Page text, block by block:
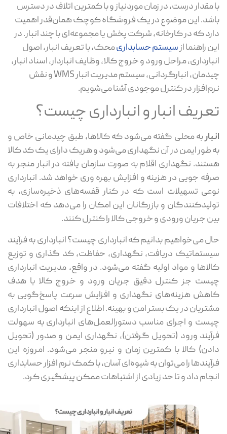
مقدار درست، در زمان موردنیاز و با کمترین اتلاف در دسترس
این موضوع در یک فروشگاه کوچک همان‌قدر اهمیت
که در کارخانه، شرکت پخش یا مجموعه‌ای با چند انبار. در
راهنما ازسیستم حسابداریمحک، با تعریف انبار، اصول
مراحل ورود و خروج کالا، وظایف انباردار، اسناد انبار،
چیدمان، انبارگردانی، سیستم مدیریت انبار WMS و نقش
در کنترل موجودی آشنا می‌شویم.
انبار و انبارداری چیست؟
به محلی گفته می‌شود که کالاها، طبق چیدمانی خاص و
طور ایمن در آن نگهداری می‌شود و هریک دارای یک کد کالا
نگهداری اقلام به صورت سازمان یافته در انبار منجر به
جویی در هزینه و افزایش بهره وری خواهد شد. انبارداری
تسهیلات است که در کنار قفسه‌های ذخیره‌سازی، به
و بازرگانان این امکان را می‌دهد که اختلافات
جریان ورودی و خروجی کالا را کنترل کنند.
می‌خواهیم بدانیم که انبارداری چیست؟ انبارداری به فرآیند
دریافت، نگهداری، حفاظت، کد گذاری و توزیع
و مواد اولیه گفته می‌شود. در واقع، مدیریت انبارداری
جز کنترل دقیق جریان ورود و خروج کالا با هدف
هزینه‌های نگهداری و افزایش سرعت پاسخ‌گویی به
در یک بستر امن و بهینه. اطلاع از اینکه اصول انبارداری
و اجرای مناسب دستورالعمل‌های انبارداری به سهولت
ورود (تحویل گرفتن)، نگهداری ایمن و صدور (تحویل
کالا با کمترین زمان و نیرو منجر می‌شود. امروزه این
را می‌توان به شیوه‌ای آسان، با کمک نرم افزار حسابداری
داد و تا حد زیادی از اشتباهات ممکن پیشگیری کرد.